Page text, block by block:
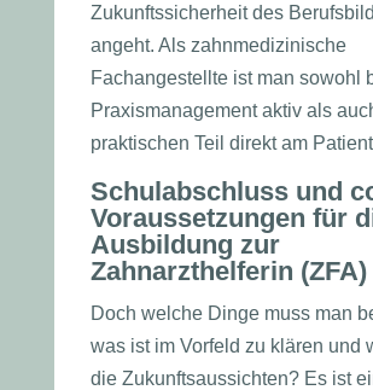
Zukunftssicherheit des
angeht. Als zahnmedizinische
Fachangestellte ist man sowohl
Praxismanagement aktiv als
praktischen Teil direkt am
Schulabschluss und
Voraussetzungen für
Ausbildung zur
Zahnarzthelferin (ZFA)
Doch welche Dinge muss man
was ist im Vorfeld zu klären und
die Zukunftsaussichten? Es ist